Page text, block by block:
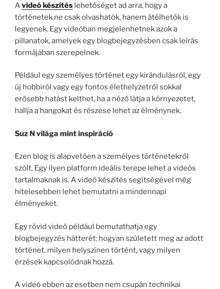
A videó készítés lehetőséget ad arra, hogy a
történetek ne csak olvashatók, hanem átélhetők is
legyenek. Egy videóban megjelenhetnek azok a
pillanatok, amelyek egy blogbejegyzésben csak leírás
formájában szerepelnek.
Például egy személyes történet egy kirándulásról, egy
új hobbiról vagy egy fontos élethelyzetről sokkal
erősebb hatást kelthet, ha a néző látja a környezetet,
hallja a hangokat és részese lehet az élménynek.
Suz N világa mint inspiráció
Ezen blog is alapvetően a személyes történetekről
szólt. Egy ilyen platform ideális terepe lehet a videós
tartalmaknak is. A videó készítés segítségével még
hitelesebben lehet bemutatni a mindennapi
élményeket.
Egy rövid videó például bemutathatja egy
blogbejegyzés hátterét: hogyan született meg az adott
történet, milyen helyszínen történt, vagy milyen
érzések kapcsolódnak hozzá.
A videó ebben az esetben nem csupán technikai